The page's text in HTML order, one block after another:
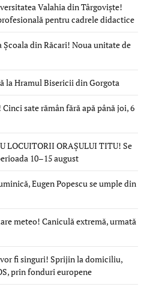
Valahia din Târgoviște!
pentru cadrele didactice
din Răcari! Noua unitate de
la Hramul Bisericii din Gorgota
sate rămân fără apă până joi, 6
LOCUITORII ORAȘULUI TITU! Se
10–15 august
Eugen Popescu se umple din
meteo! Caniculă extremă, urmată
fi singuri! Sprijin la domiciliu,
prin fonduri europene